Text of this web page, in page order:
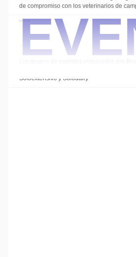
de compromiso con los veterinarios de
07 Ene
Soloextensivo y Solodairy